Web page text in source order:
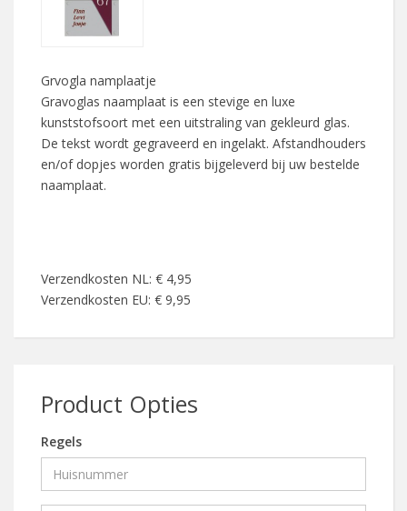
Grvogla namplaatje
Gravoglas naamplaat is een stevige en luxe
kunststofsoort met een uitstraling van gekleurd glas.
De tekst wordt gegraveerd en ingelakt. Afstandhouders
en/of dopjes worden gratis bijgeleverd bij uw bestelde
naamplaat.
Verzendkosten NL: € 4,95
Verzendkosten EU: € 9,95
Product Opties
Regels